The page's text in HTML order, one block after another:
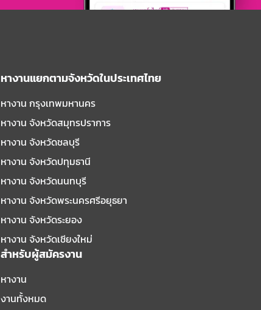
หางานแยกตามจังหวัดในประเทศไทย
หางาน กรุงเทพมหานคร
หางาน จังหวัดสมุทรปราการ
หางาน จังหวัดชลบุรี
หางาน จังหวัดปทุมธานี
หางาน จังหวัดนนทบุรี
หางาน จังหวัดพระนครศรีอยุธยา
หางาน จังหวัดระยอง
หางาน จังหวัดเชียงใหม่
สำหรับผู้สมัครงาน
หางาน
งานทั้งหมด